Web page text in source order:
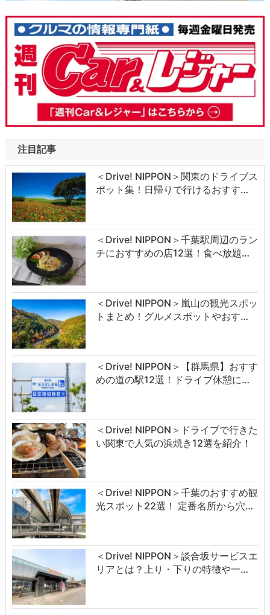
注目記事
＜Drive! NIPPON＞関東のドライブス
ポット集！日帰りで行けるおすす…
＜Drive! NIPPON＞千葉駅周辺のラン
チにおすすめの店12選！食べ放題…
＜Drive! NIPPON＞嵐山の観光スポッ
トまとめ！グルメスポットやおす…
＜Drive! NIPPON＞【群馬県】おすす
めの道の駅12選！ドライブ休憩に…
＜Drive! NIPPON＞ドライブで行きた
い関東で人気の浜焼き12選を紹介！
＜Drive! NIPPON＞千葉のおすすめ観
光スポット22選！ 定番名所から穴…
＜Drive! NIPPON＞談合坂サービスエ
リアとは？上り・下りの特徴や一…